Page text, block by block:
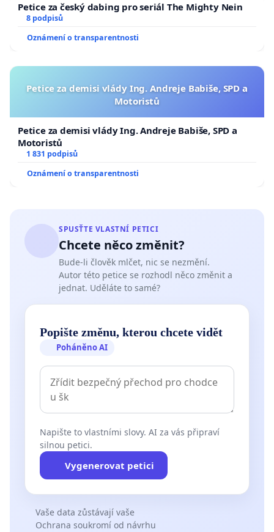
Petice za český dabing pro seriál The Mighty Nein
8 podpisů
Oznámení o transparentnosti
Petice za demisi vlády Ing. Andreje Babiše, SPD a
Motoristů
Petice za demisi vlády Ing. Andreje Babiše, SPD a
Motoristů
1 831 podpisů
Oznámení o transparentnosti
SPUSŤTE VLASTNÍ PETICI
Chcete něco změnit?
Bude-li člověk mlčet, nic se nezmění.
Autor této petice se rozhodl něco změnit a
jednat. Uděláte to samé?
Popište změnu, kterou chcete vidět
Poháněno AI
Napište to vlastními slovy. AI za vás připraví
silnou petici.
Vygenerovat petici
Vaše data zůstávají vaše
Ochrana soukromí od návrhu